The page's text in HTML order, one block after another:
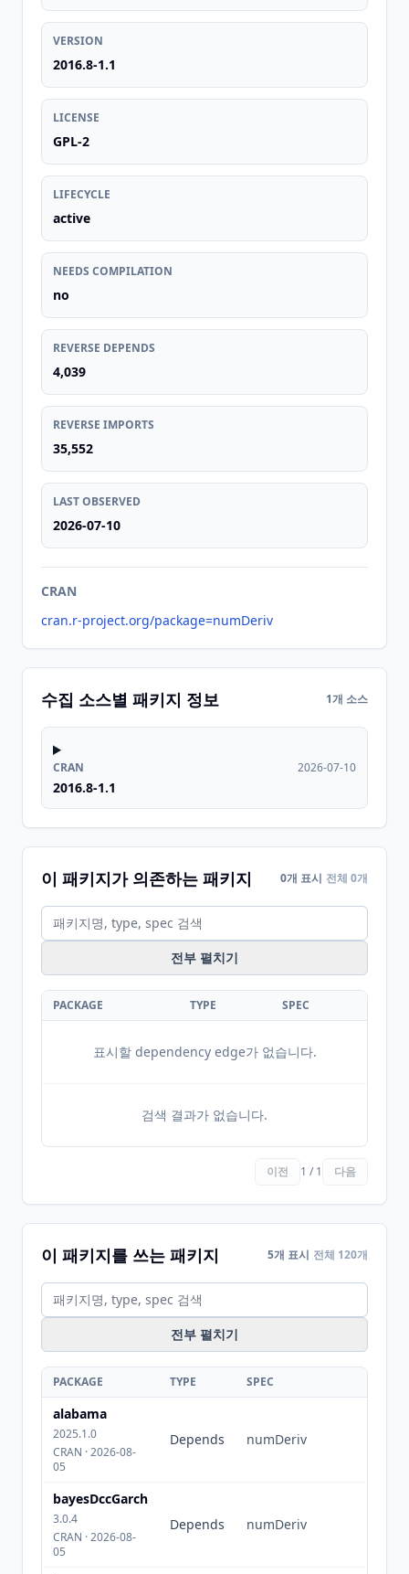
VERSION
2016.8-1.1
LICENSE
GPL-2
LIFECYCLE
active
NEEDS COMPILATION
no
REVERSE DEPENDS
4,039
REVERSE IMPORTS
35,552
LAST OBSERVED
2026-07-10
CRAN
cran.r-project.org/package=numDeriv
수집 소스별 패키지 정보 1개 소스
CRAN
2016.8-1.1
2026-07-10
이 패키지가 의존하는 패키지 0개 표시 전체 0개
전부 펼치기
PACKAGE TYPE SPEC
표시할 dependency edge가 없습니다.
검색 결과가 없습니다.
이전 1 / 1 다음
이 패키지를 쓰는 패키지 5개 표시 전체 120개
전부 펼치기
PACKAGE TYPE SPEC
alabama
2025.1.0
CRAN · 2026-08-
05
Depends numDeriv
bayesDccGarch
3.0.4
CRAN · 2026-08-
05
Depends numDeriv